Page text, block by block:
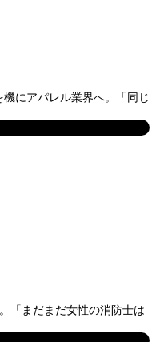
にアパレル業界へ。「同じ
「まだまだ女性の消防士は